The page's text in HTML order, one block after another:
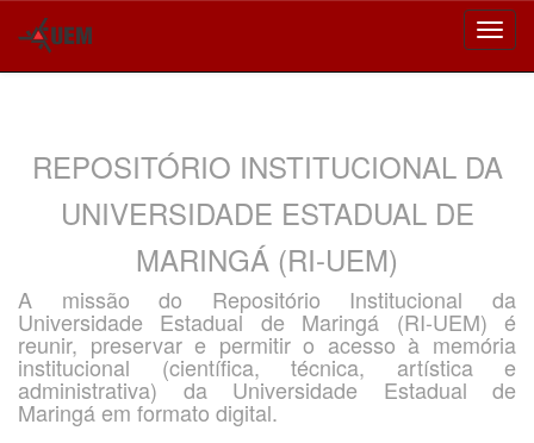
REPOSITÓRIO INSTITUCIONAL DA
UNIVERSIDADE ESTADUAL DE
MARINGÁ (RI-UEM)
A missão do Repositório Institucional da
Universidade Estadual de Maringá (RI-UEM) é
reunir, preservar e permitir o acesso à memória
institucional (científica, técnica, artística e
administrativa) da Universidade Estadual de
Maringá em formato digital.